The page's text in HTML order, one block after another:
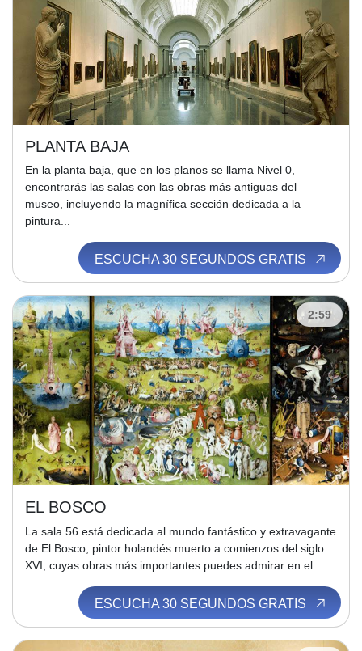
PLANTA BAJA
En la planta baja, que en los planos se llama Nivel 0,
encontrarás las salas con las obras más antiguas del
museo, incluyendo la magnífica sección dedicada a la
pintura...
ESCUCHA 30 SEGUNDOS GRATIS
2:59
EL BOSCO
La sala 56 está dedicada al mundo fantástico y extravagante
de El Bosco, pintor holandés muerto a comienzos del siglo
XVI, cuyas obras más importantes puedes admirar en el...
ESCUCHA 30 SEGUNDOS GRATIS